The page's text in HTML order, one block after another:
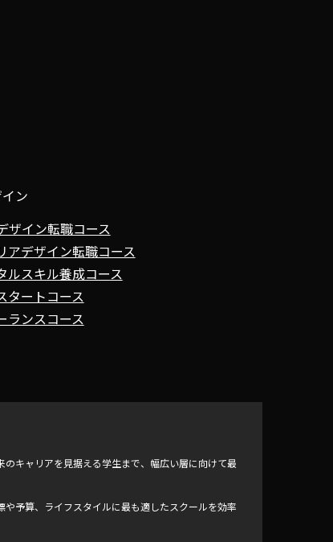
ン
ザイン転職コース
アデザイン転職コース
ルスキル養成コース
タートコース
ランスコース
キャリアを見据える学生まで、幅広い層に向けて最
予算、ライフスタイルに最も適したスクールを効率